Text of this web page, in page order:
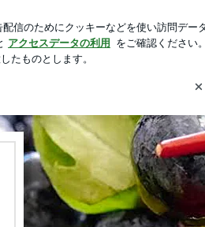
ーリンの胃ぶくろ喜ぶ毎日料理
ログイン